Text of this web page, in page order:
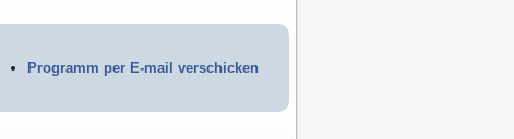
Programm per E-mail verschicken